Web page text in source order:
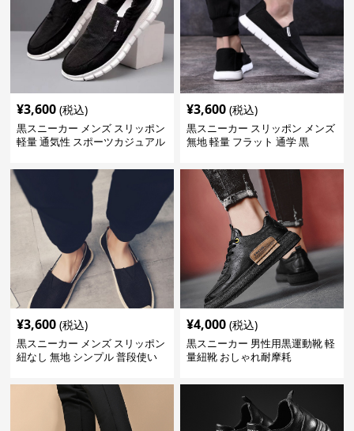
¥3,600 (税込)
黒スニーカー メンズ スリッポン
軽量 通気性 スポーツカジュアル
¥3,600 (税込)
黒スニーカー スリッポン メンズ
無地 軽量 フラット 通学 黒
¥3,600 (税込)
黒スニーカー メンズ スリッポン
紐なし 無地 シンプル 普段使い
¥4,000 (税込)
黒スニーカー 男性用黒運動靴 軽
量紐靴 おしゃれ耐摩耗